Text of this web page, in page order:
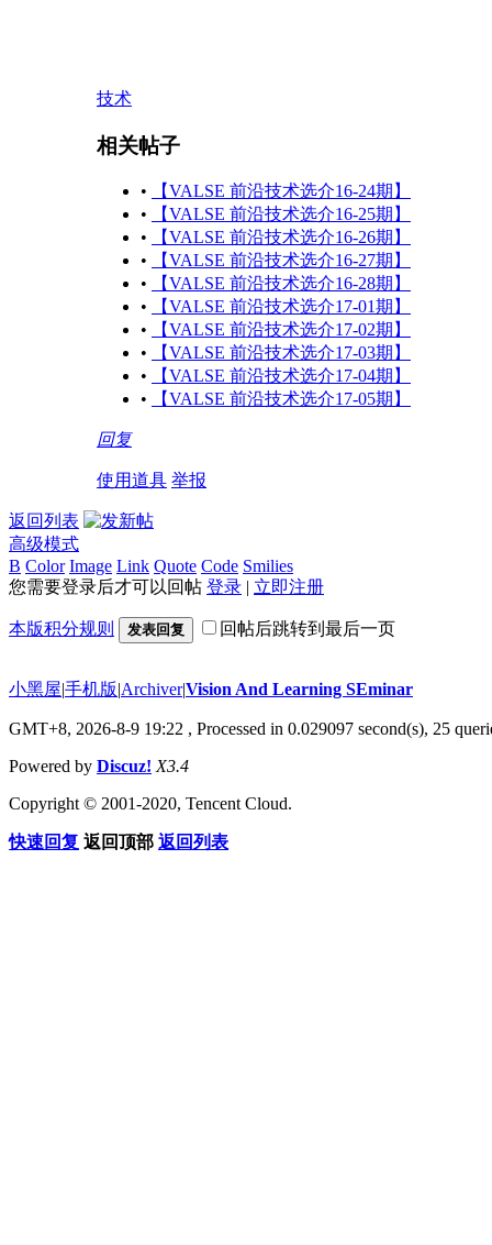
技术
相关帖子
•
【VALSE 前沿技术选介16-24期】
•
【VALSE 前沿技术选介16-25期】
•
【VALSE 前沿技术选介16-26期】
•
【VALSE 前沿技术选介16-27期】
•
【VALSE 前沿技术选介16-28期】
•
【VALSE 前沿技术选介17-01期】
•
【VALSE 前沿技术选介17-02期】
•
【VALSE 前沿技术选介17-03期】
•
【VALSE 前沿技术选介17-04期】
•
【VALSE 前沿技术选介17-05期】
回复
使用道具 举报
返回列表
高级模式
B Color Image Link Quote Code Smilies
您需要登录后才可以回帖 登录 | 立即注册
本版积分规则 发表回复 回帖后跳转到最后一页
小黑屋|手机版|Archiver|Vision And Learning SEminar
GMT+8, 2026-8-9 19:22 , Processed in 0.029097 second(s), 25
Powered by Discuz! X3.4
Copyright © 2001-2020, Tencent Cloud.
快速回复 返回顶部 返回列表